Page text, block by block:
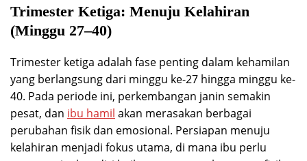
Trimester Ketiga: Menuju Kelahiran
(Minggu 27–40)
Trimester ketiga adalah fase penting dalam kehamilan
yang berlangsung dari minggu ke-27 hingga minggu ke-
40. Pada periode ini, perkembangan janin semakin
pesat, dan ibu hamil akan merasakan berbagai
perubahan fisik dan emosional. Persiapan menuju
kelahiran menjadi fokus utama, di mana ibu perlu